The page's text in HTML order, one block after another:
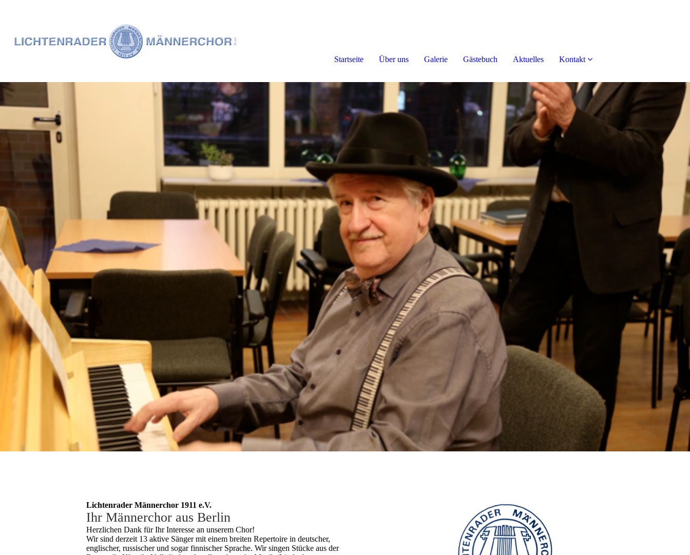
Startseite Über uns Galerie Gästebuch Aktuelles Kontakt
Lichtenrader Männerchor 1911 e.V.
Ihr Männerchor aus Berlin
Herzlichen Dank für Ihr Interesse an unserem Chor!
Wir sind derzeit 13 aktive Sänger mit einem breiten Repertoire in deutscher,
englischer, russischer und sogar finnischer Sprache. Wir singen Stücke aus der